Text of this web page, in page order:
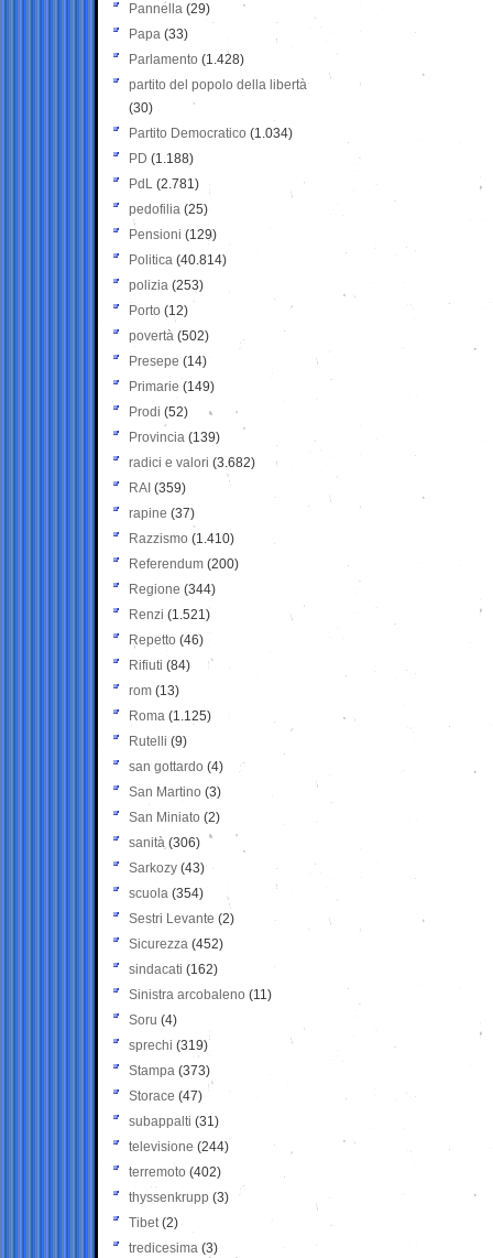
Pannella (29)
Papa (33)
Parlamento (1.428)
partito del popolo della libertà
(30)
Partito Democratico (1.034)
PD (1.188)
PdL (2.781)
pedofilia (25)
Pensioni (129)
Politica (40.814)
polizia (253)
Porto (12)
povertà (502)
Presepe (14)
Primarie (149)
Prodi (52)
Provincia (139)
radici e valori (3.682)
RAI (359)
rapine (37)
Razzismo (1.410)
Referendum (200)
Regione (344)
Renzi (1.521)
Repetto (46)
Rifiuti (84)
rom (13)
Roma (1.125)
Rutelli (9)
san gottardo (4)
San Martino (3)
San Miniato (2)
sanità (306)
Sarkozy (43)
scuola (354)
Sestri Levante (2)
Sicurezza (452)
sindacati (162)
Sinistra arcobaleno (11)
Soru (4)
sprechi (319)
Stampa (373)
Storace (47)
subappalti (31)
televisione(244)
terremoto (402)
thyssenkrupp (3)
Tibet(2)
tredicesima (3)